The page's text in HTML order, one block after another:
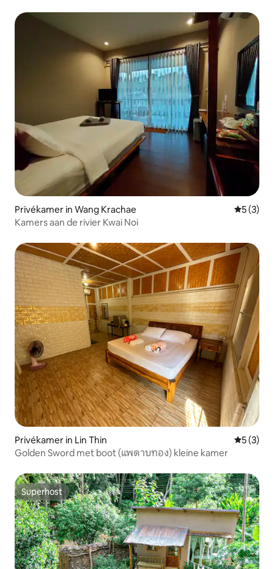
Privékamer in Wang Krachae
5 (3)
Kamers aan de rivier Kwai Noi
Privékamer in Lin Thin
5 (3)
Golden Sword met boot (แพดาบทอง) kleine kamer
Superhost
Superhost